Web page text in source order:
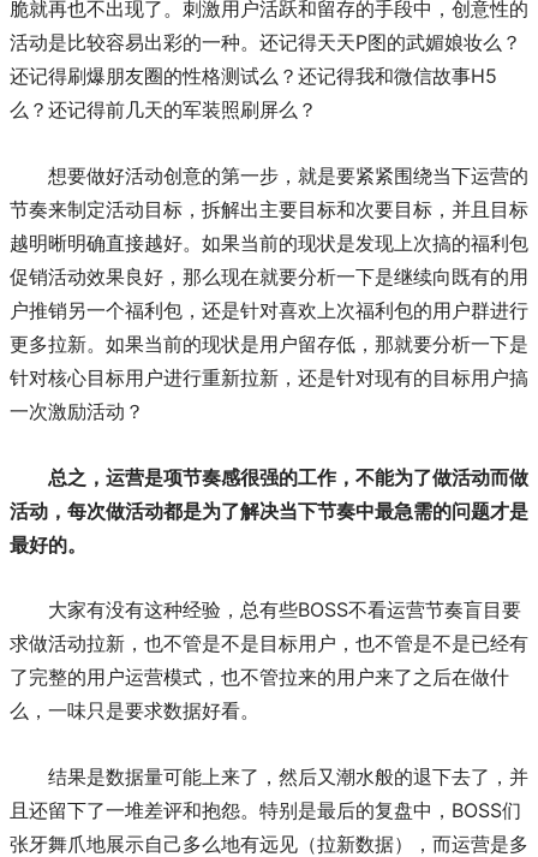
脆就再也不出现了。刺激用户活跃和留存的手段中，创意性的
活动是比较容易出彩的一种。还记得天天P图的武媚娘妆么？
还记得刷爆朋友圈的性格测试么？还记得我和微信故事H5
么？还记得前几天的军装照刷屏么？
想要做好活动创意的第一步，就是要紧紧围绕当下运营的
节奏来制定活动目标，拆解出主要目标和次要目标，并且目标
越明晰明确直接越好。如果当前的现状是发现上次搞的福利包
促销活动效果良好，那么现在就要分析一下是继续向既有的用
户推销另一个福利包，还是针对喜欢上次福利包的用户群进行
更多拉新。如果当前的现状是用户留存低，那就要分析一下是
针对核心目标用户进行重新拉新，还是针对现有的目标用户搞
一次激励活动？
总之，运营是项节奏感很强的工作，不能为了做活动而做
活动，每次做活动都是为了解决当下节奏中最急需的问题才是
最好的。
大家有没有这种经验，总有些BOSS不看运营节奏盲目要
求做活动拉新，也不管是不是目标用户，也不管是不是已经有
了完整的用户运营模式，也不管拉来的用户来了之后在做什
么，一味只是要求数据好看。
结果是数据量可能上来了，然后又潮水般的退下去了，并
且还留下了一堆差评和抱怨。特别是最后的复盘中，BOSS们
张牙舞爪地展示自己多么地有远见（拉新数据），而运营是多